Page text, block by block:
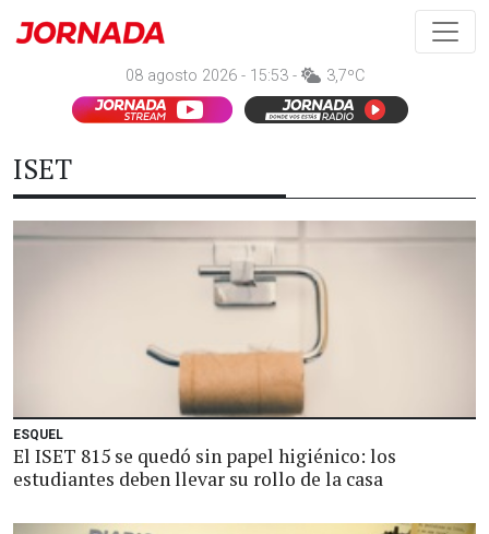
08 agosto 2026 - 15:53 - 3,7ºC
ISET
ESQUEL
El ISET 815 se quedó sin papel higiénico: los
estudiantes deben llevar su rollo de la casa